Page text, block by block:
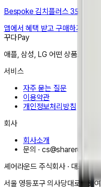
Bespoke 김치플러스 3도어
앱에서 혜택 받고 구매하기
꾸다Pay
애플, 삼성, LG 어떤 상품도 한
서비스
자주 묻는 질문
이용약관
개인정보처리방침
회사
회사소개
문의 ·
셰어라운드 주식회사 · 대표이동
서울 영등포구 의사당대로 83(